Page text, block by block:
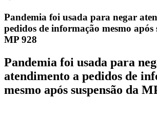
Pandemia foi usada para negar
pedidos de informação mesmo após
MP 928
Pandemia foi usada para
atendimento a pedidos de
mesmo após suspensão da